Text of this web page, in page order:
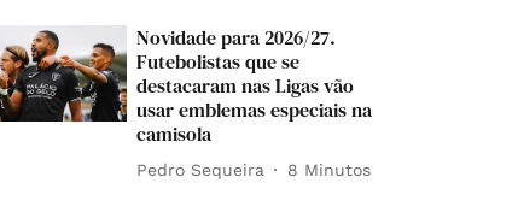
Novidade para 2026/27.
Futebolistas que se
destacaram nas Ligas vão
usar emblemas especiais na
camisola
Pedro Sequeira 8 Minutos